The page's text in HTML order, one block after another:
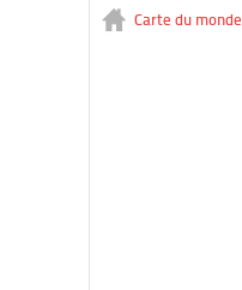
Carte du monde